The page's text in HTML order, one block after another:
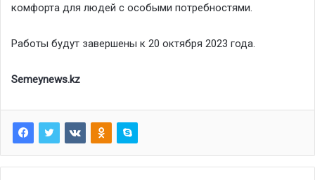
комфорта для людей с особыми потребностями.
Работы будут завершены к 20 октября 2023 года.
Semeynews.kz